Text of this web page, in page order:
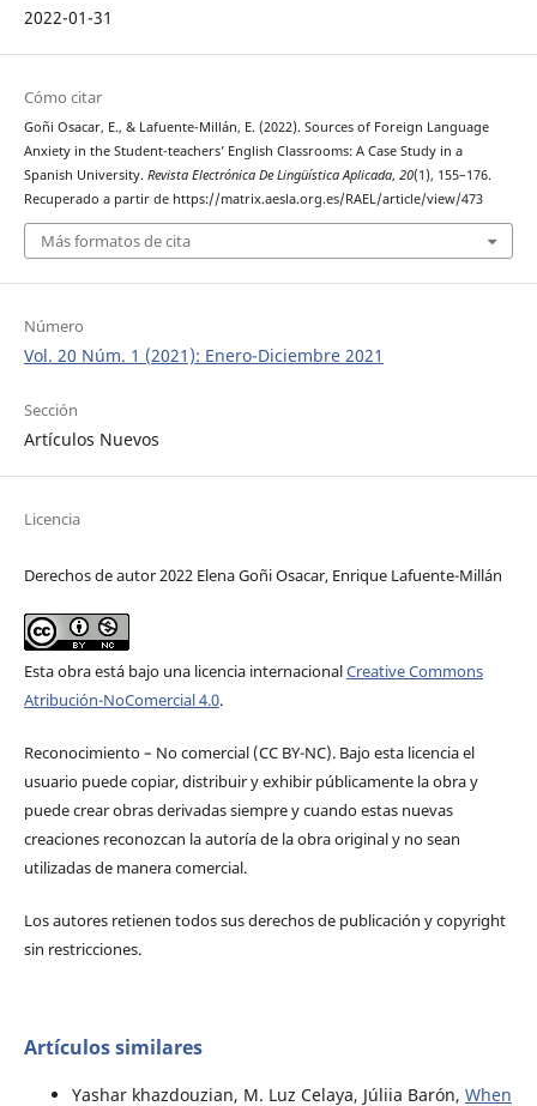
2022-01-31
Cómo citar
Goñi Osacar, E., & Lafuente-Millán, E. (2022). Sources of Foreign Language
Anxiety in the Student-teachers’ English Classrooms: A Case Study in a
Spanish University. Revista Electrónica De Lingüística Aplicada, 20(1), 155–176.
Recuperado a partir de https://matrix.aesla.org.es/RAEL/article/view/473
Más formatos de cita
Número
Vol. 20 Núm. 1 (2021): Enero-Diciembre 2021
Sección
Artículos Nuevos
Licencia
Derechos de autor 2022 Elena Goñi Osacar, Enrique Lafuente-Millán
Esta obra está bajo una licencia internacionalCreative Commons
Atribución-NoComercial 4.0.
Reconocimiento – No comercial (CC BY-­NC). Bajo esta licencia el
usuario puede copiar, distribuir y exhibir públicamente la obra y
puede crear obras derivadas siempre y cuando estas nuevas
creaciones reconozcan la autoría de la obra original y no sean
utilizadas de manera comercial.
Los autores retienen todos sus derechos de publicación y copyright
sin restricciones.
Artículos similares
Yashar khazdouzian, M. Luz Celaya, Júliia Barón, When